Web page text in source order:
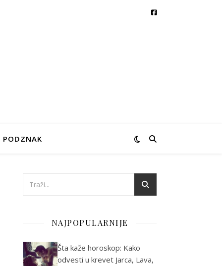
PODZNAK
NAJPOPULARNIJE
Šta kaže horoskop: Kako
odvesti u krevet Jarca, Lava,